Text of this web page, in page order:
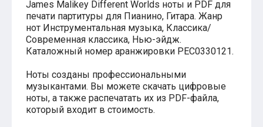
Хатико
Реквием по мечте
Пираты Карибского моря
Сумерки
Величайший шоумен
Ла ла Ленд
Ромео и Джульетта (1968)
Бумер
Аладдин (2019)
James Malikey Different Worlds ноты и PDF для
печати партитуры для Пианино, Гитара. Жанр
нот Инструментальная музыка, Классика/
Современная классика, Нью-эйдж.
Каталожный номер аранжировки PEС0330121.
Ноты созданы профессиональными
музыкантами. Вы можете скачать цифровые
ноты, а также распечатать их из PDF-файла,
который входит в стоимость.